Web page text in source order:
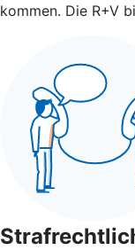
kommen. Die R+V